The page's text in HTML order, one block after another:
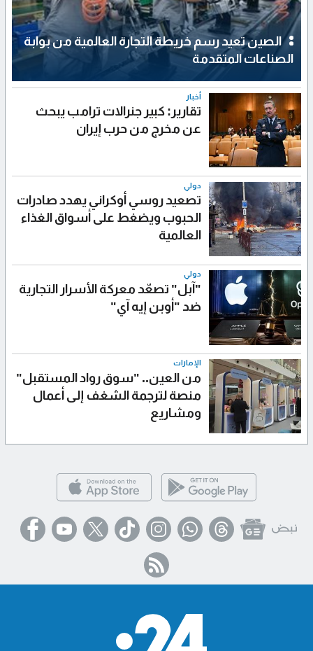
الصين تعيد رسم خريطة التجارة العالمية من بوابة
الصناعات المتقدمة
أخبار
تقارير: كبير جنرالات ترامب يبحث
عن مخرج من حرب إيران
دولي
تصعيد روسي أوكراني يهدد صادرات
الحبوب ويضغط على أسواق الغذاء
العالمية
دولي
"آبل" تصعّد معركة الأسرار التجارية
ضد "أوبن إيه آي"
الإمارات
من العين.. "سوق رواد المستقبل"
منصة لترجمة الشغف إلى أعمال
ومشاريع